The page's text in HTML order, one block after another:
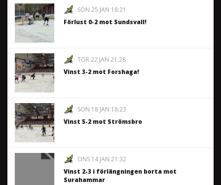
SÖN 25 JAN 18:21
Förlust 0-2 mot Sundsvall!
TOR 22 JAN 21:28
Vinst 3-2 mot Forshaga!
SÖN 18 JAN 18:23
Vinst 5-2 mot Strömsbro
ONS 14 JAN 21:32
Vinst 2-3 i förlängningen borta mot
Surahammar